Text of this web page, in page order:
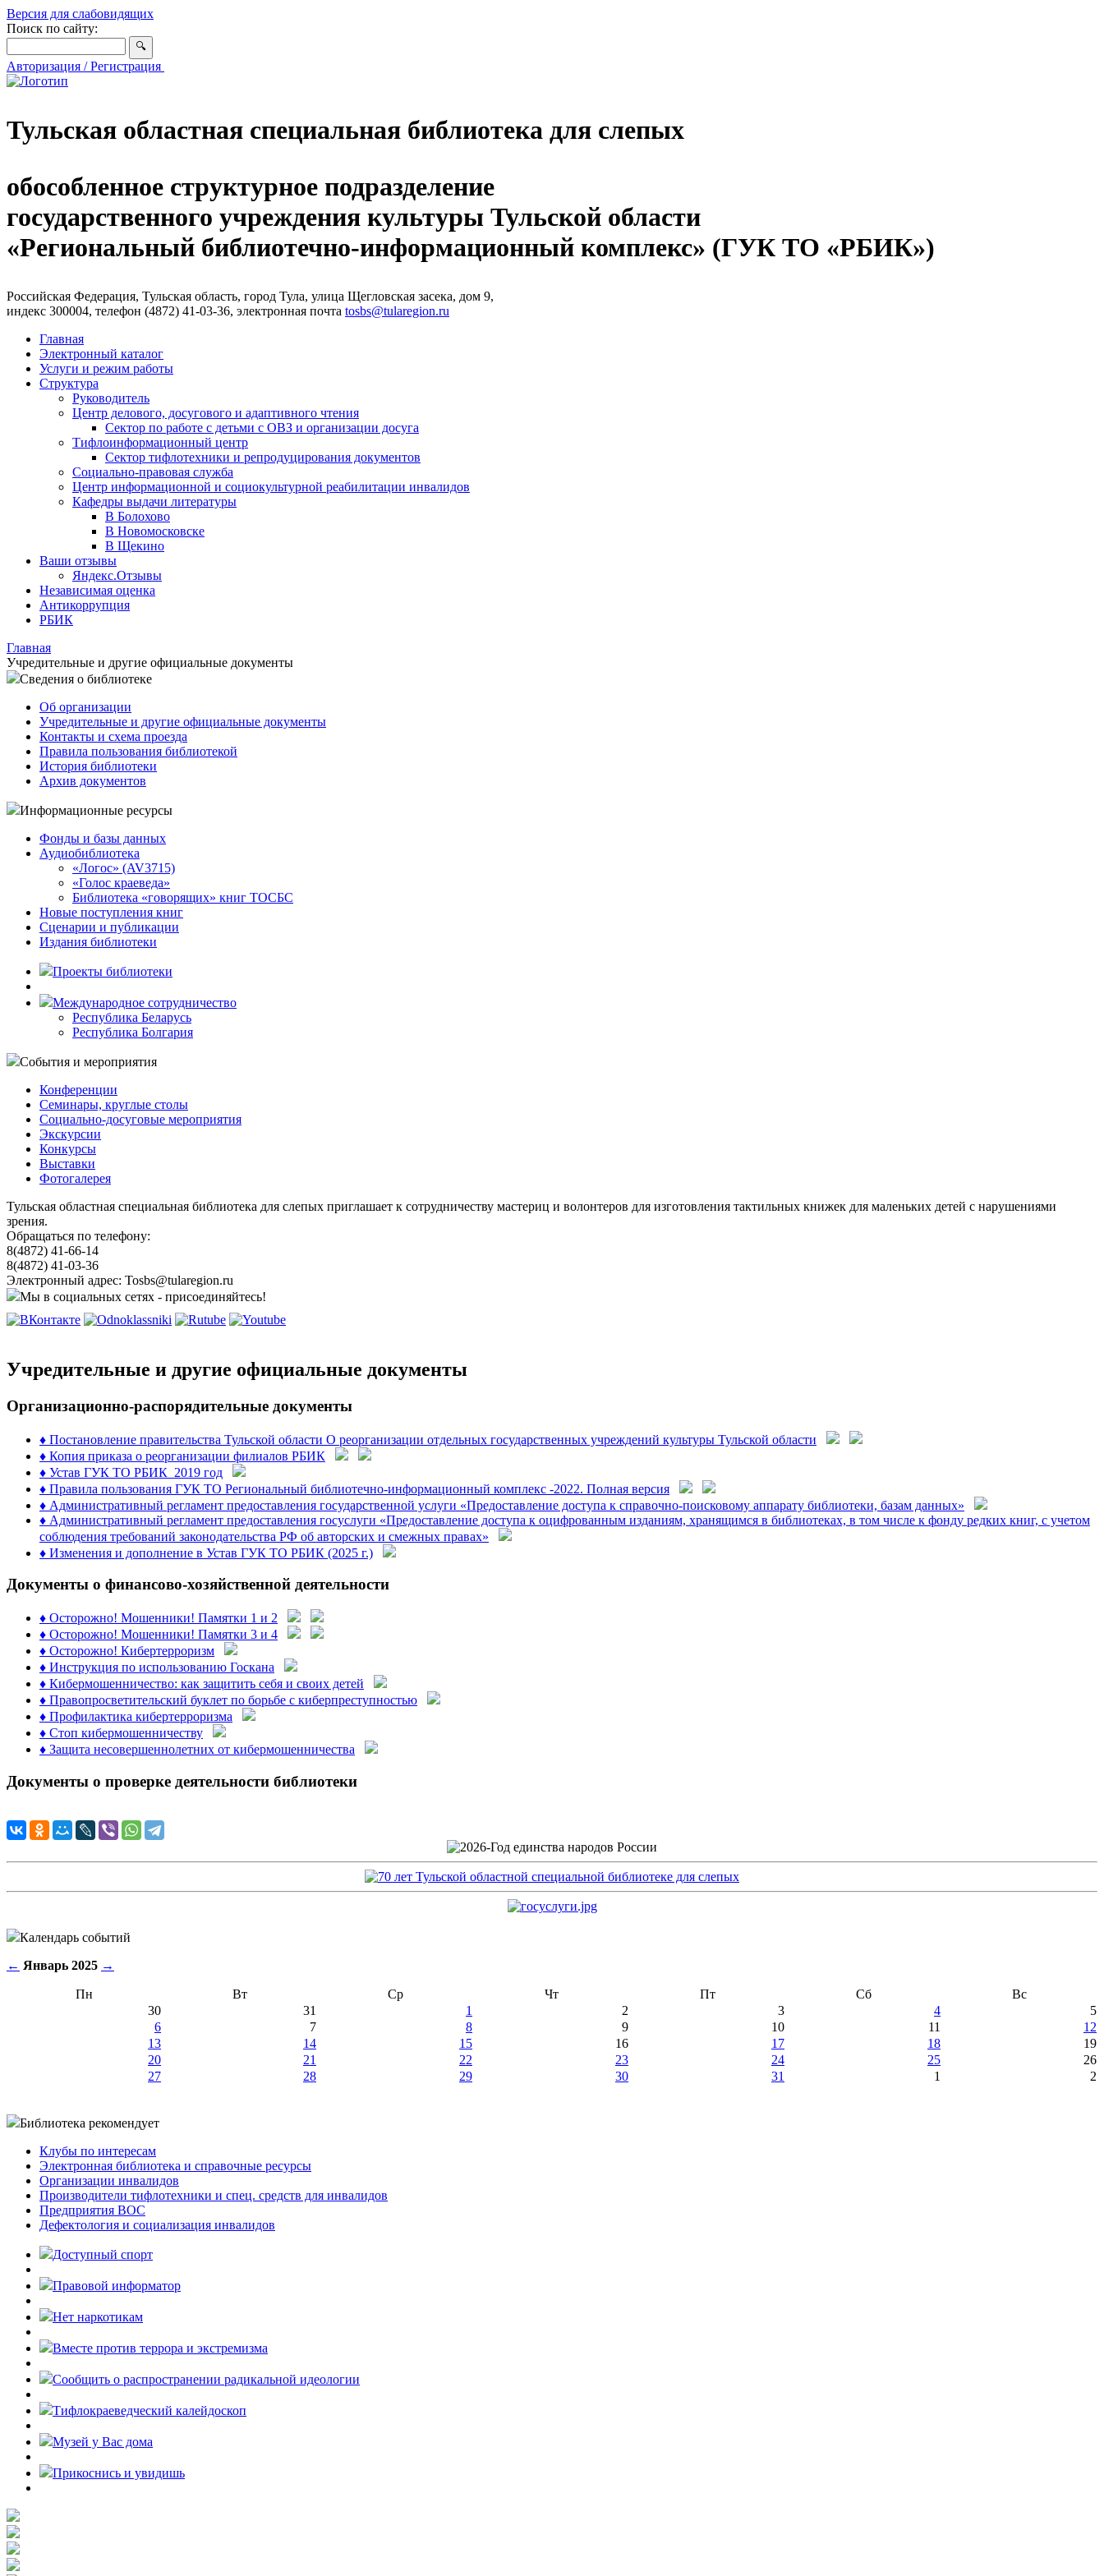
Версия для слабовидящих
Поиск по сайту:
Авторизация / Регистрация
Тульская областная специальная библиотека для слепых
обособленное структурное подразделение
государственного учреждения культуры Тульской области
«Региональный библиотечно-информационный комплекс» (ГУК ТО «РБИК»)
Российская Федерация, Тульская область, город Тула, улица Щегловская засека, дом 9,
индекс 300004, телефон (4872) 41-03-36, электронная почта tosbs@tularegion.ru
Главная
Электронный каталог
Услуги и режим работы
Структура
Руководитель
Центр делового, досугового и адаптивного чтения
Сектор по работе с детьми с ОВЗ и организации досуга
Тифлоинформационный центр
Сектор тифлотехники и репродуцирования документов
Социально-правовая служба
Центр информационной и социокультурной реабилитации инвалидов
Кафедры выдачи литературы
В Болохово
В Новомосковске
В Щекино
Ваши отзывы
Яндекс.Отзывы
Независимая оценка
Антикоррупция
РБИК
Главная
Учредительные и другие официальные документы
Сведения о библиотеке
Об организации
Учредительные и другие официальные документы
Контакты и схема проезда
Правила пользования библиотекой
История библиотеки
Архив документов
Информационные ресурсы
Фонды и базы данных
Аудиобиблиотека
«Логос» (AV3715)
«Голос краеведа»
Библиотека «говорящих» книг ТОСБС
Новые поступления книг
Сценарии и публикации
Издания библиотеки
Проекты библиотеки
Международное сотрудничество
Республика Беларусь
Республика Болгария
События и мероприятия
Конференции
Семинары, круглые столы
Социально-досуговые мероприятия
Экскурсии
Конкурсы
Выставки
Фотогалерея
Тульская областная специальная библиотека для слепых приглашает к сотрудничеству мастериц и волонтеров для изготовления тактильных книжек для маленьких детей с нарушениями
зрения.
Обращаться по телефону:
8(4872) 41-66-14
8(4872) 41-03-36
Электронный адрес: Tosbs@tularegion.ru
Мы в социальных сетях - присоединяйтесь!
Учредительные и другие официальные документы
Организационно-распорядительные документы
♦ Постановление правительства Тульской области О реорганизации отдельных государственных учреждений культуры Тульской области
♦ Копия приказа о реорганизации филиалов РБИК
♦ Устав ГУК ТО РБИК_2019 год
♦ Правила пользования ГУК ТО Региональный библиотечно-информационный комплекс -2022. Полная версия
♦ Административный регламент предоставления государственной услуги «Предоставление доступа к справочно-поисковому аппарату библиотеки, базам данных»
♦ Административный регламент предоставления госуслуги «Предоставление доступа к оцифрованным изданиям, хранящимся в библиотеках, в том числе к фонду редких книг, с учетом
соблюдения требований законодательства РФ об авторских и смежных правах»
♦ Изменения и дополнение в Устав ГУК ТО РБИК (2025 г.)
Документы о финансово-хозяйственной деятельности
♦ Осторожно! Мошенники! Памятки 1 и 2
♦ Осторожно! Мошенники! Памятки 3 и 4
♦ Осторожно! Кибертерроризм
♦ Инструкция по использованию Госкана
♦ Кибермошенничество: как защитить себя и своих детей
♦ Правопросветительский буклет по борьбе с киберпреступностью
♦ Профилактика кибертерроризма
♦ Стоп кибермошенничеству
♦ Защита несовершеннолетних от кибермошенничества
Документы о проверке деятельности библиотеки
Календарь событий
← Январь 2025 →
Пн Вт Ср Чт Пт Сб
Вс
30
31 1 2 3 4
5
6
7 8 9 10 11
12
13
14 15 16 17 18
19
20
21 22 23 24 25
26
27
28 29 30 31 1 2
Библиотека рекомендует
Клубы по интересам
Электронная библиотека и справочные ресурсы
Организации инвалидов
Производители тифлотехники и спец. средств для инвалидов
Предприятия ВОС
Дефектология и социализация инвалидов
Доступный спорт
Правовой информатор
Нет наркотикам
Вместе против террора и экстремизма
Cообщить о распространении радикальной идеологии
Тифлокраеведческий калейдоскоп
Музей у Вас дома
Прикоснись и увидишь